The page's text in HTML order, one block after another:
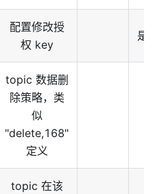
配置修改授
权 key
是
topic 数据删
除策略，类
似
"delete,168"
定义
topic 在该